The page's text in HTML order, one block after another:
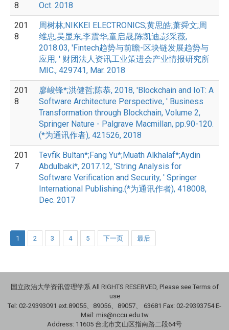
8
Oct. 2018
201
8
周树林;NIKKEI ELECTRONICS;黄思皓;萧舜文;周
维忠;吴显东;李震华;童启晟;陈凯迪;彭采薇,
2018.03, 'Fintech趋势与前瞻-区块链发展趋势与
应用, ' 财团法人资讯工业策进会产业情报研究所
MIC., 429741, Mar. 2018
201
8
廖峻锋*;洪健哲;陈恭, 2018, 'Blockchain and IoT: A
Software Architecture Perspective, ' Business
Transformation through Blockchain, Volume 2,
Springer Nature - Palgrave Macmillan, pp.90-120.
(*为通讯作者), 421526, 2018
201
7
Tevfik Bultan*;Fang Yu*;Muath Alkhalaf*;Aydin
Abdulbaki*, 2017.12, 'String Analysis for
Software Verification and Security, ' Springer
International Publishing.(*为通讯作者), 418008,
Dec. 2017
1 2 3 4 5 下一页 最后
国立政治大学资讯管理学系 All RIGHTS RESERVED, Please see Terms of
use
Tel: 02-29393091 ext.89055、89056、89057、
63681 Fax: 02-29393754 E-
Mail: mis@nccu.edu.tw
Address: 11605 台北市文山区指南路二段64号